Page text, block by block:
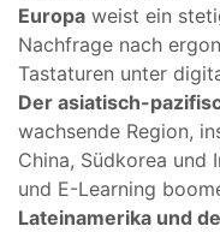
Europa weist ein
Nachfrage nach
Tastaturen unter
Der asiatisch-
wachsende Region,
China, Südkorea und
und E-Learning
Lateinamerika und